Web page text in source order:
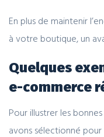
En plus de maintenir
à votre boutique, un
Quelques
e-commerce
Pour illustrer les
avons sélectionné